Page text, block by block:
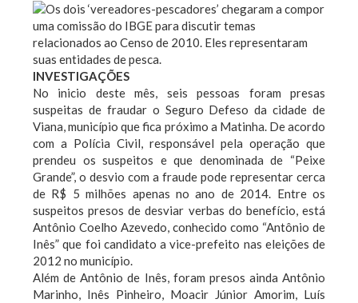
INVESTIGAÇÕES
No inicio deste mês, seis pessoas foram presas
suspeitas de fraudar o Seguro Defeso da cidade de
Viana, município que fica próximo a Matinha. De acordo
com a Polícia Civil, responsável pela operação que
prendeu os suspeitos e que denominada de “Peixe
Grande”, o desvio com a fraude pode representar cerca
de R$ 5 milhões apenas no ano de 2014. Entre os
suspeitos presos de desviar verbas do benefício, está
Antônio Coelho Azevedo, conhecido como “Antônio de
Inês” que foi candidato a vice-prefeito nas eleições de
2012 no município.
Além de Antônio de Inês, foram presos ainda Antônio
Marinho, Inês Pinheiro, Moacir Júnior Amorim, Luís